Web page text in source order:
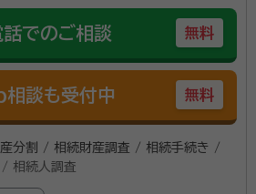
話でのご相談 無料
談も受付中 無料
分割 / 相続財産調査 / 相続手続き /
相続人調査